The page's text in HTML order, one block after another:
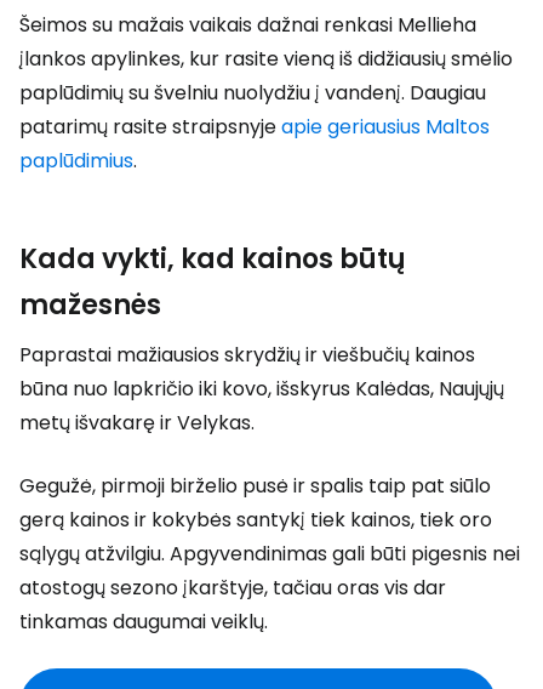
Šeimos su mažais vaikais dažnai renkasi Mellieha
įlankos apylinkes, kur rasite vieną iš didžiausių smėlio
paplūdimių su švelniu nuolydžiu į vandenį. Daugiau
patarimų rasite straipsnyjeapie geriausius Maltos
paplūdimius.
Kada vykti, kad kainos būtų
mažesnės
Paprastai mažiausios skrydžių ir viešbučių kainos
būna nuo lapkričio iki kovo, išskyrus Kalėdas, Naujųjų
metų išvakarę ir Velykas.
Gegužė, pirmoji birželio pusė ir spalis taip pat siūlo
gerą kainos ir kokybės santykį tiek kainos, tiek oro
sąlygų atžvilgiu. Apgyvendinimas gali būti pigesnis nei
atostogų sezono įkarštyje, tačiau oras vis dar
tinkamas daugumai veiklų.